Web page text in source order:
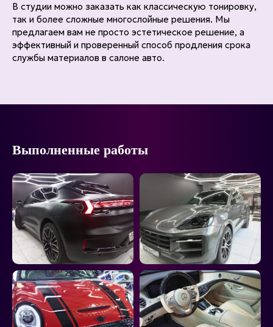
В студии можно заказать как классическую тонировку,
так и более сложные многослойные решения. Мы
предлагаем вам не просто эстетическое решение, а
эффективный и проверенный способ продления срока
службы материалов в салоне авто.
Выполненные работы